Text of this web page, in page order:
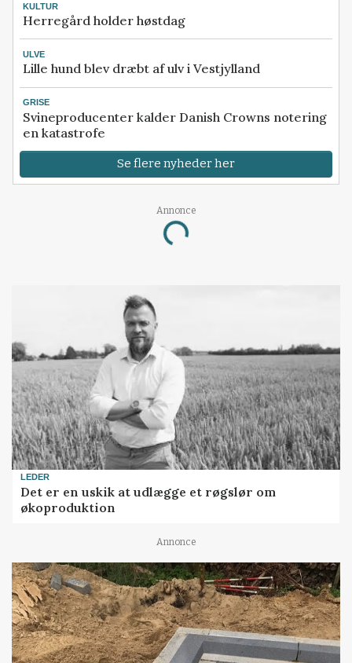
KULTUR
Herregård holder høstdag
ULVE
Lille hund blev dræbt af ulv i Vestjylland
GRISE
Svineproducenter kalder Danish Crowns notering
en katastrofe
Se flere nyheder her
Annonce
Loading...
LEDER
Det er en uskik at udlægge et røgslør om
økoproduktion
Annonce